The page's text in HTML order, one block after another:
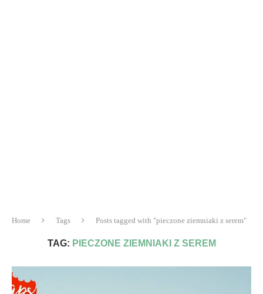
Home Tags Posts tagged with "pieczone ziemniaki z serem"
TAG: PIECZONE ZIEMNIAKI Z SEREM